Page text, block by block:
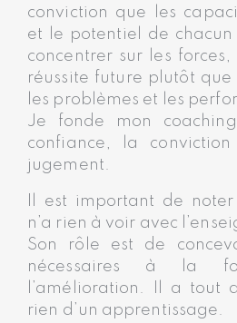
conviction que les
et le potentiel de
concentrer sur les
réussite future plutôt que
les problèmes et les
Je fonde mon
confiance, la
jugement.
Il est important de
n’a rien à voir avec
Son rôle est de
nécessaires à la
l’amélioration. Il a tout
rien d’un apprentissage.